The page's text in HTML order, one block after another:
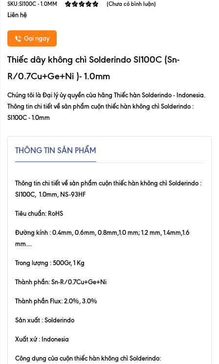
SKU:SI100C - 1.0MM (Chưa có bình luận)
Liên hệ
Gọi ngay
Thiếc dây không chì Solderindo SI100C (Sn-
R/0.7Cu+Ge+Ni )- 1.0mm
Chúng tôi là Đại lý ủy quyền của hãng Thiếc hàn Solderindo - Indonesia.
Thông tin chi tiết về sản phẩm cuộn thiếc hàn không chì Solderindo :
SI100C - 1.0mm
THÔNG TIN SẢN PHẨM
Thông tin chi tiết về sản phẩm cuộn thiếc hàn không chì Solderindo :
SI100C, 1.0mm, NS-93HF
Tiêu chuẩn: RoHS
Đường kính : 0.4mm, 0.6mm, 0.8mm,1.0 mm; 1.2 mm, 1.4mm,1.6
mm....
Trong lượng : 500Gr, 1 Kg
Thành phần: Sn-R/0.7Cu+Ge+Ni
Thành phần Flux: 2.0%, 3.0%
Sản xuất : Solderindo
Xuất xứ : Indonesia
Công dụng của cuộn thiếc hàn không chìSolderindo: